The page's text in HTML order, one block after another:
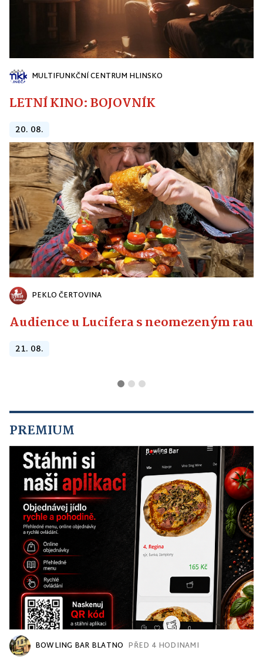
MULTIFUNKČNÍ CENTRUM HLINSKO
LETNÍ KINO: BOJOVNÍK
20. 08.
PEKLO ČERTOVINA
Audience u Lucifera s neomezeným
21. 08.
PREMIUM
BOWLING BAR BLATNO PŘED 4 HODINAMI